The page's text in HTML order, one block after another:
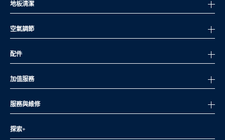
地板清潔
空氣調節
配件
加值服務
服務與維修
探索+